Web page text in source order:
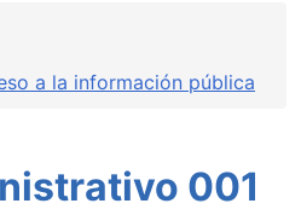
de ayuda a la
a la información pública
001